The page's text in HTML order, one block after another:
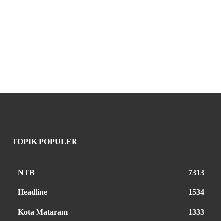
TOPIK POPULER
NTB 7313
Headline 1534
Kota Mataram 1333